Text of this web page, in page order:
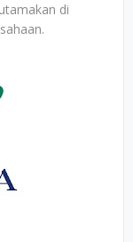
di